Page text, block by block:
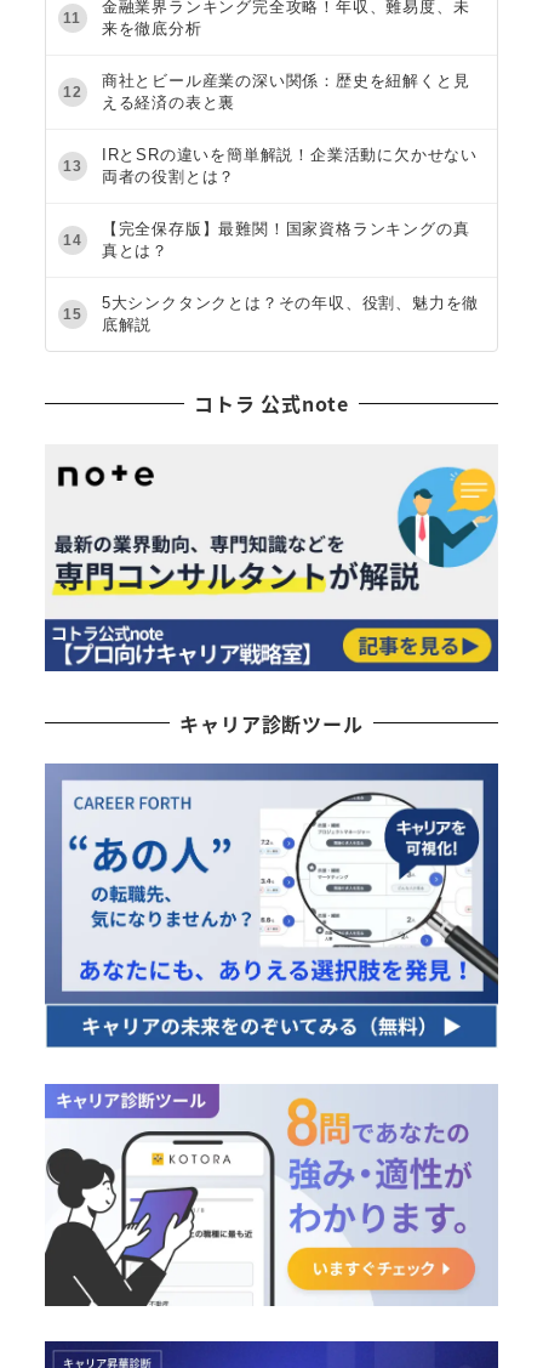
11
金融業界ランキング完全攻略！年収、難易度、未
来を徹底分析
12
商社とビール産業の深い関係：歴史を紐解くと見
える経済の表と裏
13
IRとSRの違いを簡単解説！企業活動に欠かせない
両者の役割とは？
14
【完全保存版】最難関！国家資格ランキングの真
真とは？
15
5大シンクタンクとは？その年収、役割、魅力を徹
底解説
コトラ 公式note
キャリア診断ツール